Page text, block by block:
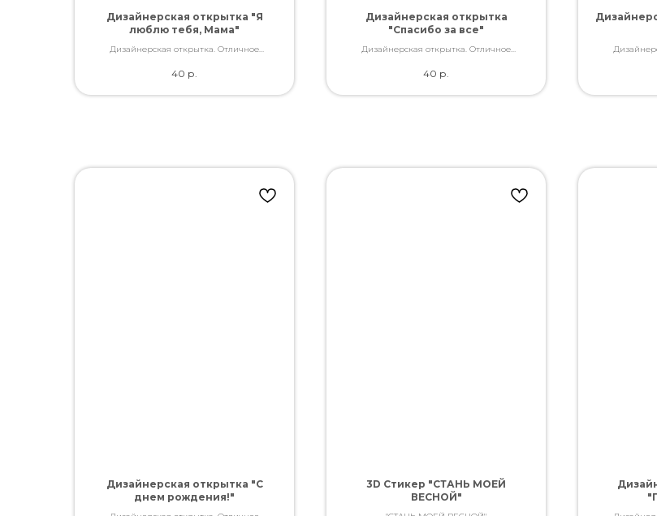
Дизайнерская открытка "Я
люблю тебя, Мама"
Дизайнерская открытка. Отличное
Вы так хотели сказать.
40 р.
Дизайнерская открытка
"Спасибо за все"
Дизайнерская открытка. Отличное
Вы так хотели сказать.
40 р.
Вы
Дизайнерская открытка "С
днем рождения!"
3D Стикер "СТАНЬ МОЕЙ
ВЕСНОЙ"